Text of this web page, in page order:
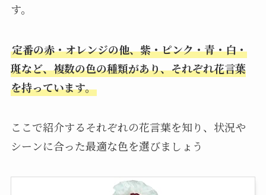
す。
定番の赤・オレンジの他、紫・ピンク・青・白・
斑など、複数の色の種類があり、それぞれ花言葉
を持っています。
ここで紹介するそれぞれの花言葉を知り、状況や
シーンに合った最適な色を選びましょう